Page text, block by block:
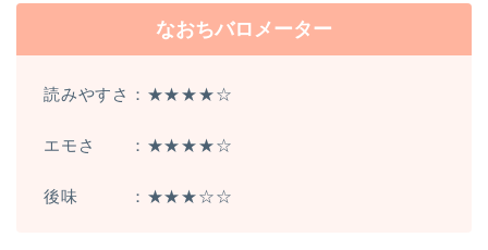
なおちバロメーター
読みやすさ：★★★★☆
エモさ ：★★★★☆
後味 ：★★★☆☆